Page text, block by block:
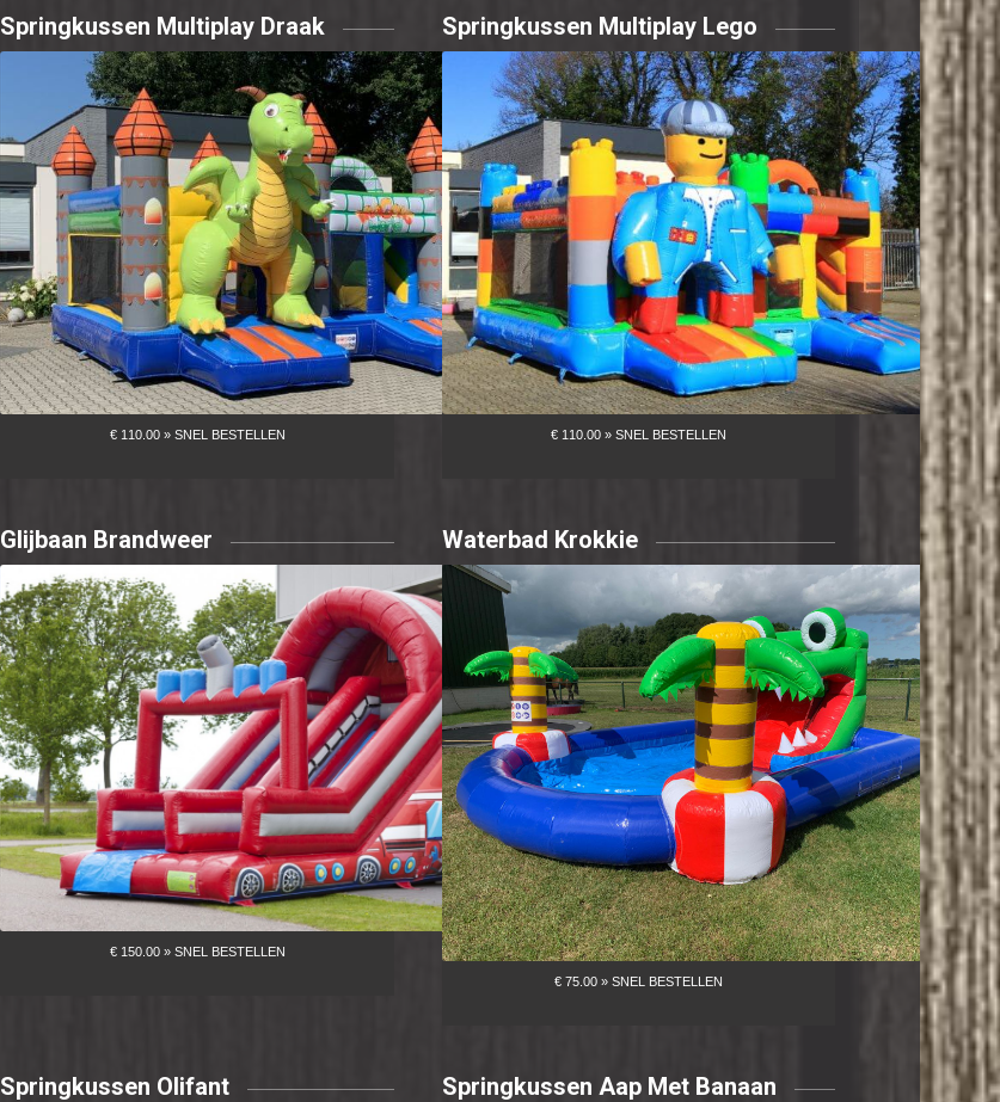
Springkussen Multiplay Draak Springkussen Multiplay Lego
Glijbaan Brandweer Waterbad Krokkie
Springkussen Olifant Springkussen Aap Met Banaan